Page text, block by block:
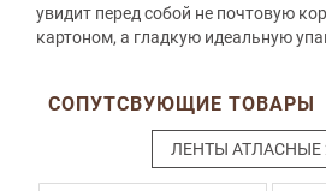
увидит перед собой не почтовую
картоном, а гладкую идеальную
СОПУТСВУЮЩИЕ ТОВАРЫ
ЛЕНТЫ АТЛАСНЫЕ